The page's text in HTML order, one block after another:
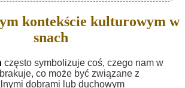
kontekście kulturowym w
snach
często symbolizuje coś, czego nam w
co może być związane z
dobrami lub duchowym